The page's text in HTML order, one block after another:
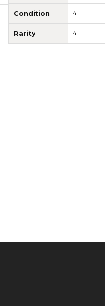
Condition 4
Rarity 4